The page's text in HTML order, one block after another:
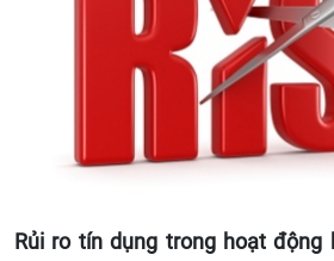
Rủi ro tín dụng trong hoạt động